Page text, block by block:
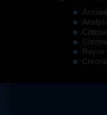
Accueil
Critique
Revoir